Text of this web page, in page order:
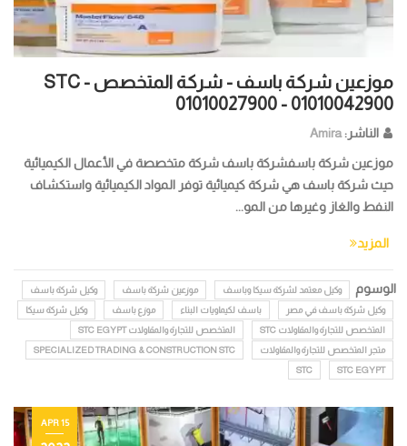
موزعين شركة باسف - شركة المتخصص STC -
01010027900 - 01010042900
الناشر:Amira
موزعين شركة باسفشركة باسف شركة متخصصة في الأعمال الكيميائية
حيث شركة باسف هي شركة كيميائية توفر المواد الكيميائية واستكشاف
النفط والغاز وغيرها من المو...
المزيد
الوسوم وكيل معتمد لشركة سيكا وباسف موزعين شركة باسف
وكيل شركة باسف
وكيل شركة باسف في مصر
باسف لكيماويات البناء موزع باسف
وكيل شركة سيكا
المتخصص للتجارة والمقاولات STC
المتخصص للتجارة والمقاولات STC EGYPT
متجر المتخصص للتجارة والمقاولات
SPECIALIZED TRADING & CONSTRUCTION STC
STC EGYPT
STC
15 APR